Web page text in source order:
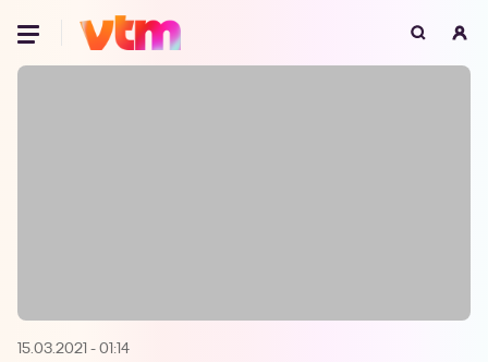
Oeps, browser niet ondersteund
15.03.2021 - 01:14